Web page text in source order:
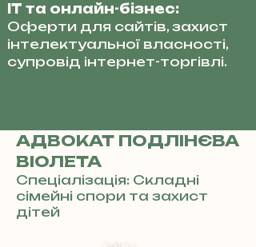
IT та онлайн-бізнес:
Оферти для сайтів, захист
інтелектуальної власності,
супровід інтернет-торгівлі.
АДВОКАТ ПОДЛІНЄВА
ВІОЛЕТА
Спеціалізація: Складні
сімейні спори та захист
дітей